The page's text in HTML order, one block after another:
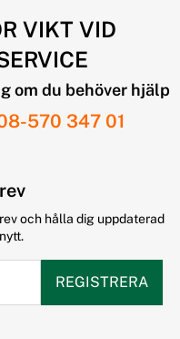
VIKT VID
om du behöver hjälp
570 347 01
och hålla dig uppdaterad
REGISTRERA